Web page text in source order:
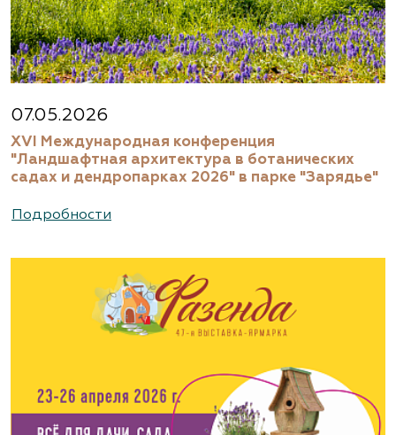
07.05.2026
XVI Международная конференция
"Ландшафтная архитектура в ботанических
садах и дендропарках 2026" в парке "Зарядье"
Подробности